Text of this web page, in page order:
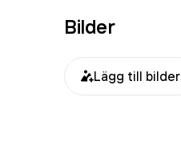
Bilder
Lägg till bilder